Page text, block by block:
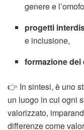
genere e
progetti
e inclusione,
formazione dei
👉 In sintesi, è uno
un luogo in cui ogni
valorizzato,
differenze come